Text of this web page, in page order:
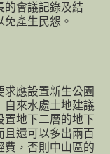
的會議記錄及結
產生民怨。
應設置新生公園
自來水處土地建議
置地下二層的地下
且還可以多出兩百
費，否則中山區的